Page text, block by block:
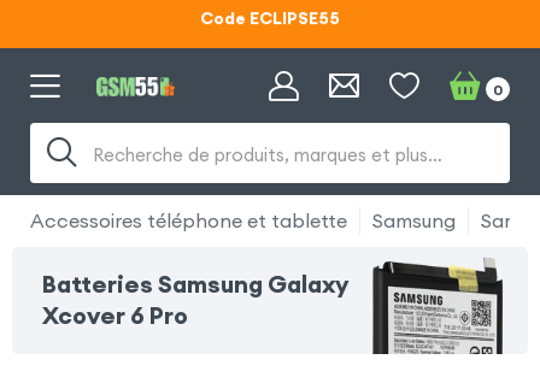
Code ECLIPSE55
Code ECLIPSE55
Recherche de produits, marques et plus…
0
Accessoires téléphone et tablette Samsung
Batteries Samsung Galaxy
Xcover 6 Pro